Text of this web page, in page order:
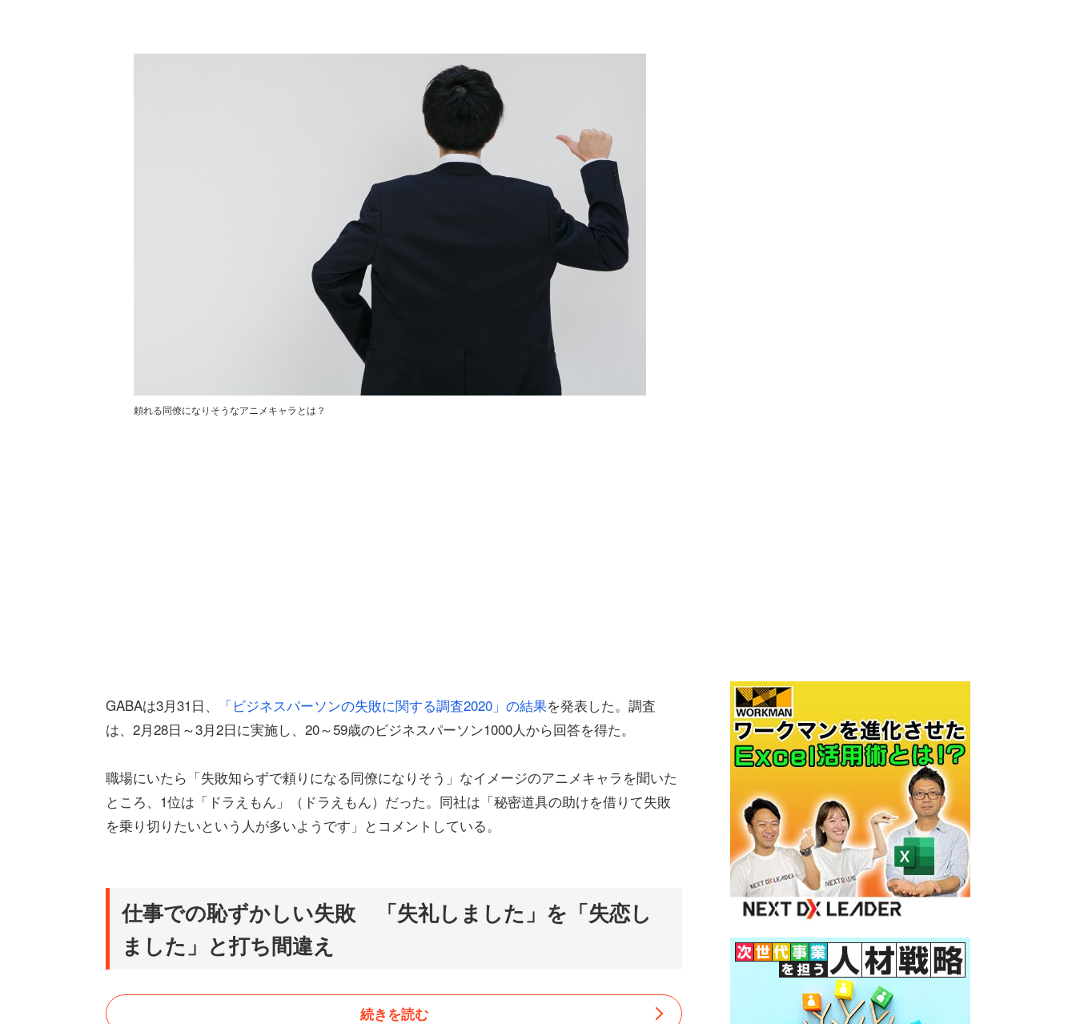
頼れる同僚になりそうなアニメキャラとは？
GABAは3月31日、 「ビジネスパーソンの失敗に関する調査2020」の結果を発表した。調査
は、2月28日～3月2日に実施し、20～59歳のビジネスパーソン1000人から回答を得た。
職場にいたら「失敗知らずで頼りになる同僚になりそう」なイメージのアニメキャラを聞いた
ところ、1位は「ドラえもん」（ドラえもん）だった。同社は「秘密道具の助けを借りて失敗
を乗り切りたいという人が多いようです」とコメントしている。
仕事での恥ずかしい失敗 「失礼しました」を「失恋し
ました」と打ち間違え
続きを読む